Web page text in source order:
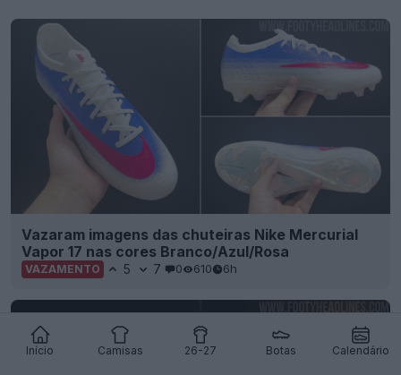
Início Camisas 26-27 Botas Calendário
Vazaram imagens das chuteiras Nike Mercurial
Vapor 17 nas cores Branco/Azul/Rosa
VAZAMENTO 5 7 0 610 6h